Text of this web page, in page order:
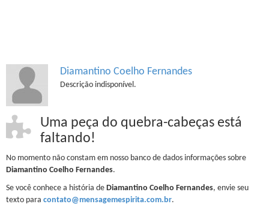
Diamantino Coelho Fernandes
Descrição indisponível.
Uma peça do quebra-cabeças está
faltando!
No momento não constam em nosso banco de dados informações sobre
Diamantino Coelho Fernandes.
Se você conhece a história de Diamantino Coelho Fernandes, envie seu
texto para contato@mensagemespirita.com.br.